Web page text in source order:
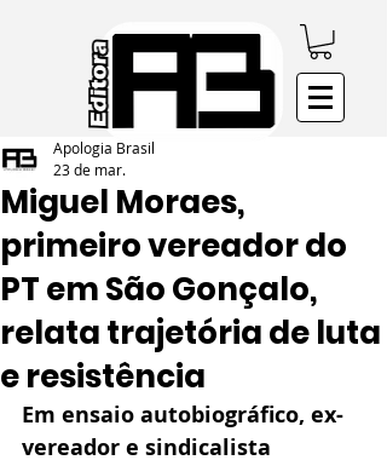
Miguel Moraes,
primeiro vereador do
PT em São Gonçalo,
relata trajetória de luta
e resistência
Apologia Brasil
23 de mar.
Em ensaio autobiográfico, ex-
vereador e sindicalista